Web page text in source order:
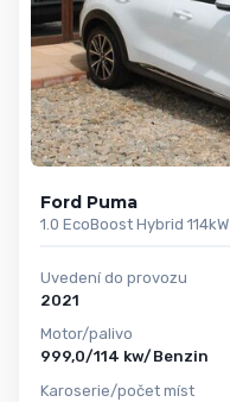
Ford Puma
1.0 EcoBoost Hybrid 114kW
Uvedení do provozu
2021
Motor/palivo
999,0/114 kw/Benzin
Karoserie/počet míst